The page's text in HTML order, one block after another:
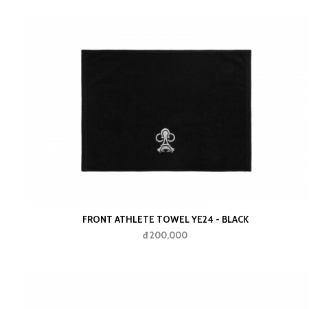
FRONT ATHLETE TOWEL YE24 - BLACK
đ 200,000